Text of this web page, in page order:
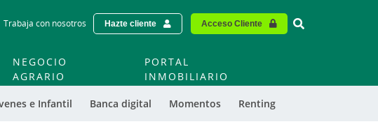
Trabaja con nosotros Hazte cliente Acceso Cliente Vinculo -
e Infantil Banca digital Momentos Renting
NEGOCIO
AGRARIO
PORTAL
INMOBILIARIO